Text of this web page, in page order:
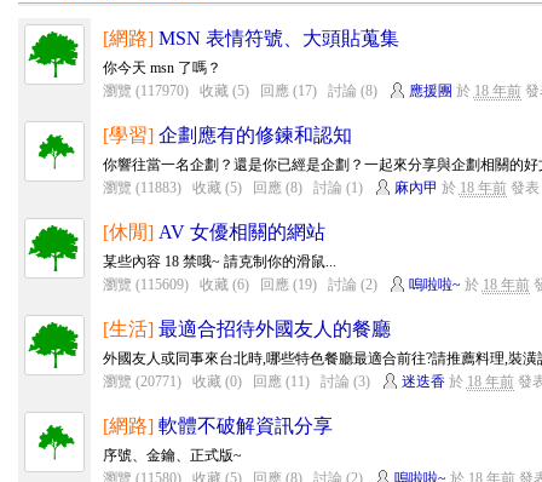
[網路] MSN 表情符號、大頭貼蒐集
你今天 msn 了嗎？
瀏覽 (117970)
收藏 (5) 回應 (17) 討論 (8) 應援團 於 18 年前發
[學習] 企劃應有的修鍊和認知
你響往當一名企劃？還是你已經是企劃？一起來分享與企劃相關的好
瀏覽 (11883)
收藏 (5) 回應 (8) 討論 (1) 麻內甲 於 18 年前發表
[休閒] AV 女優相關的網站
某些內容 18 禁哦~ 請克制你的滑鼠...
瀏覽 (115609)
收藏 (6) 回應 (19) 討論 (2) 嗚啦啦~ 於 18 年前
[生活] 最適合招待外國友人的餐廳
外國友人或同事來台北時,哪些特色餐廳最適合前往?請推薦料理,裝
瀏覽 (20771)
收藏 (0) 回應 (11) 討論 (3) 迷迭香於 18 年前發
[網路] 軟體不破解資訊分享
序號、金鑰、正式版~
瀏覽 (11580)
收藏 (5) 回應 (8) 討論 (2) 嗚啦啦~ 於 18 年前發